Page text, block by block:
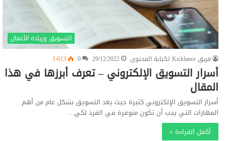
التسويق وريادة الأعمال
فريق Kicklance لكتابة المحتوى
29/12/2022
0 1٬613
أسرار التسويق الإلكتروني – تعرف أبرزها في هذا
المقال
أسرار التسويق الإلكتروني كثيرة حيث يعد التسويق بشكل عام من أهم
المهارات التي يجب أن تكون متوفرة في الفرد لكي…
أكمل القراءة »